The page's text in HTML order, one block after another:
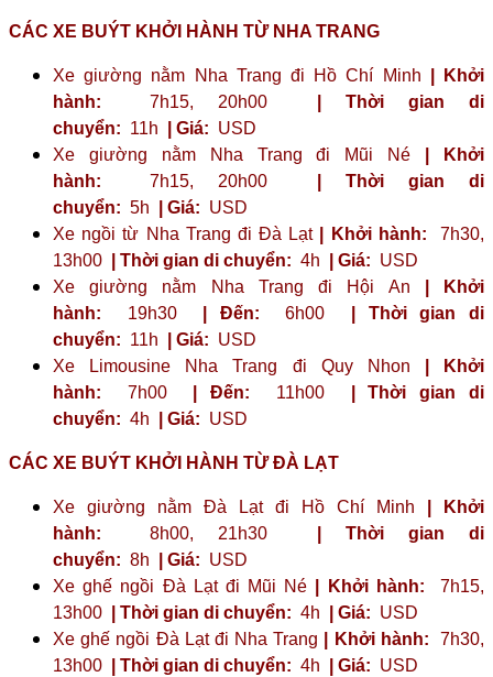
CÁC XE BUÝT KHỞI HÀNH TỪ NHA TRANG
Xe giường nằm Nha Trang đi Hồ Chí Minh
| Khởi
hành: 7h15, 20h00
| Thời gian di
chuyển: 11h | Giá: USD
Xe giường nằm Nha Trang đi Mũi Né
| Khởi
hành: 7h15, 20h00
| Thời gian di
chuyển: 5h | Giá: USD
Xe ngồi từ Nha Trang đi Đà Lạt
| Khởi hành: 7h30,
13h00
| Thời gian di chuyển: 4h | Giá: USD
Xe giường nằm Nha Trang đi Hội An
| Khởi
hành: 19h30 | Đến: 6h00
| Thời gian di
chuyển: 11h | Giá: USD
Xe Limousine Nha Trang đi Quy Nhon
| Khởi
hành: 7h00 | Đến: 11h00
| Thời gian di
chuyển: 4h | Giá: USD
CÁC XE BUÝT KHỞI HÀNH TỪ ĐÀ LẠT
Xe giường nằm Đà Lạt đi Hồ Chí Minh
| Khởi
hành: 8h00, 21h30
| Thời gian di
chuyển: 8h | Giá: USD
Xe ghế ngồi Đà Lạt đi Mũi Né
| Khởi hành: 7h15,
13h00
| Thời gian di chuyển: 4h | Giá: USD
Xe ghế ngồi Đà Lạt đi Nha Trang
| Khởi hành: 7h30,
13h00
| Thời gian di chuyển: 4h | Giá: USD